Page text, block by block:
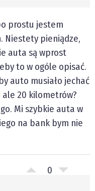
prostu jestem
Niestety pieniądze,
auta są wprost
to w ogóle opisać.
auto musiało jechać
20 kilometrów?
Mi szybkie auta w
na bank bym nie
0